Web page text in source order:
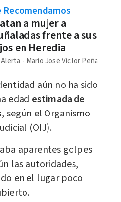
Recomendamos
a mujer a
frente a sus
en Heredia
Alerta Mario José Víctor Peña
aún no ha sido
edad estimada de
, según el Organismo
(OIJ).
aparentes golpes
las autoridades,
en el lugar poco